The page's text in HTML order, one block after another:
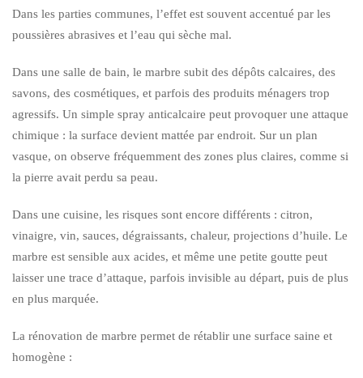
Dans les parties communes, l’effet est souvent accentué par les
poussières abrasives et l’eau qui sèche mal.
Dans une salle de bain, le marbre subit des dépôts calcaires, des
savons, des cosmétiques, et parfois des produits ménagers trop
agressifs. Un simple spray anticalcaire peut provoquer une attaque
chimique : la surface devient mattée par endroit. Sur un plan
vasque, on observe fréquemment des zones plus claires, comme si
la pierre avait perdu sa peau.
Dans une cuisine, les risques sont encore différents : citron,
vinaigre, vin, sauces, dégraissants, chaleur, projections d’huile. Le
marbre est sensible aux acides, et même une petite goutte peut
laisser une trace d’attaque, parfois invisible au départ, puis de plus
en plus marquée.
La rénovation de marbre permet de rétablir une surface saine et
homogène :